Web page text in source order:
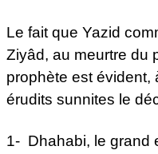
Le fait que Yazid
Ziyâd, au meurtre du
prophète est évident,
érudits sunnites le
1- Dhahabi, le grand